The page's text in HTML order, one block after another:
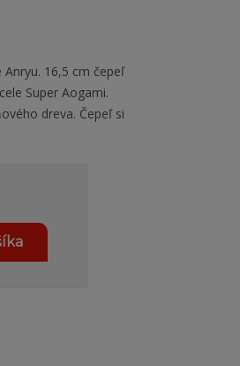
16,5 cm čepeľ
Super Aogami.
dreva. Čepeľ si